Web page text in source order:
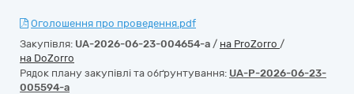
Оголошення про проведення.pdf
Закупівля: UA-2026-06-23-004654-a / на ProZorro /
на DoZorro
Рядок плану закупівлі та обґрунтування: UA-P-2026-06-23-
005594-a